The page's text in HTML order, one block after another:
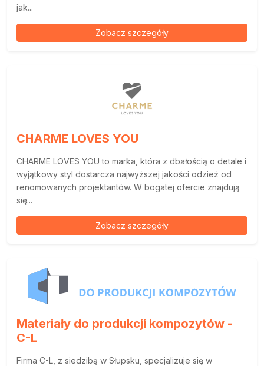
jak...
Zobacz szczegóły
CHARME LOVES YOU
CHARME LOVES YOU to marka, która z dbałością o detale i
wyjątkowy styl dostarcza najwyższej jakości odzież od
renomowanych projektantów. W bogatej ofercie znajdują
się...
Zobacz szczegóły
Materiały do produkcji kompozytów -
C-L
Firma C-L, z siedzibą w Słupsku, specjalizuje się w